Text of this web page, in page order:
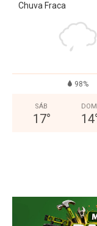
Chuva Fraca
98%
SÁB
17°
DOM
14